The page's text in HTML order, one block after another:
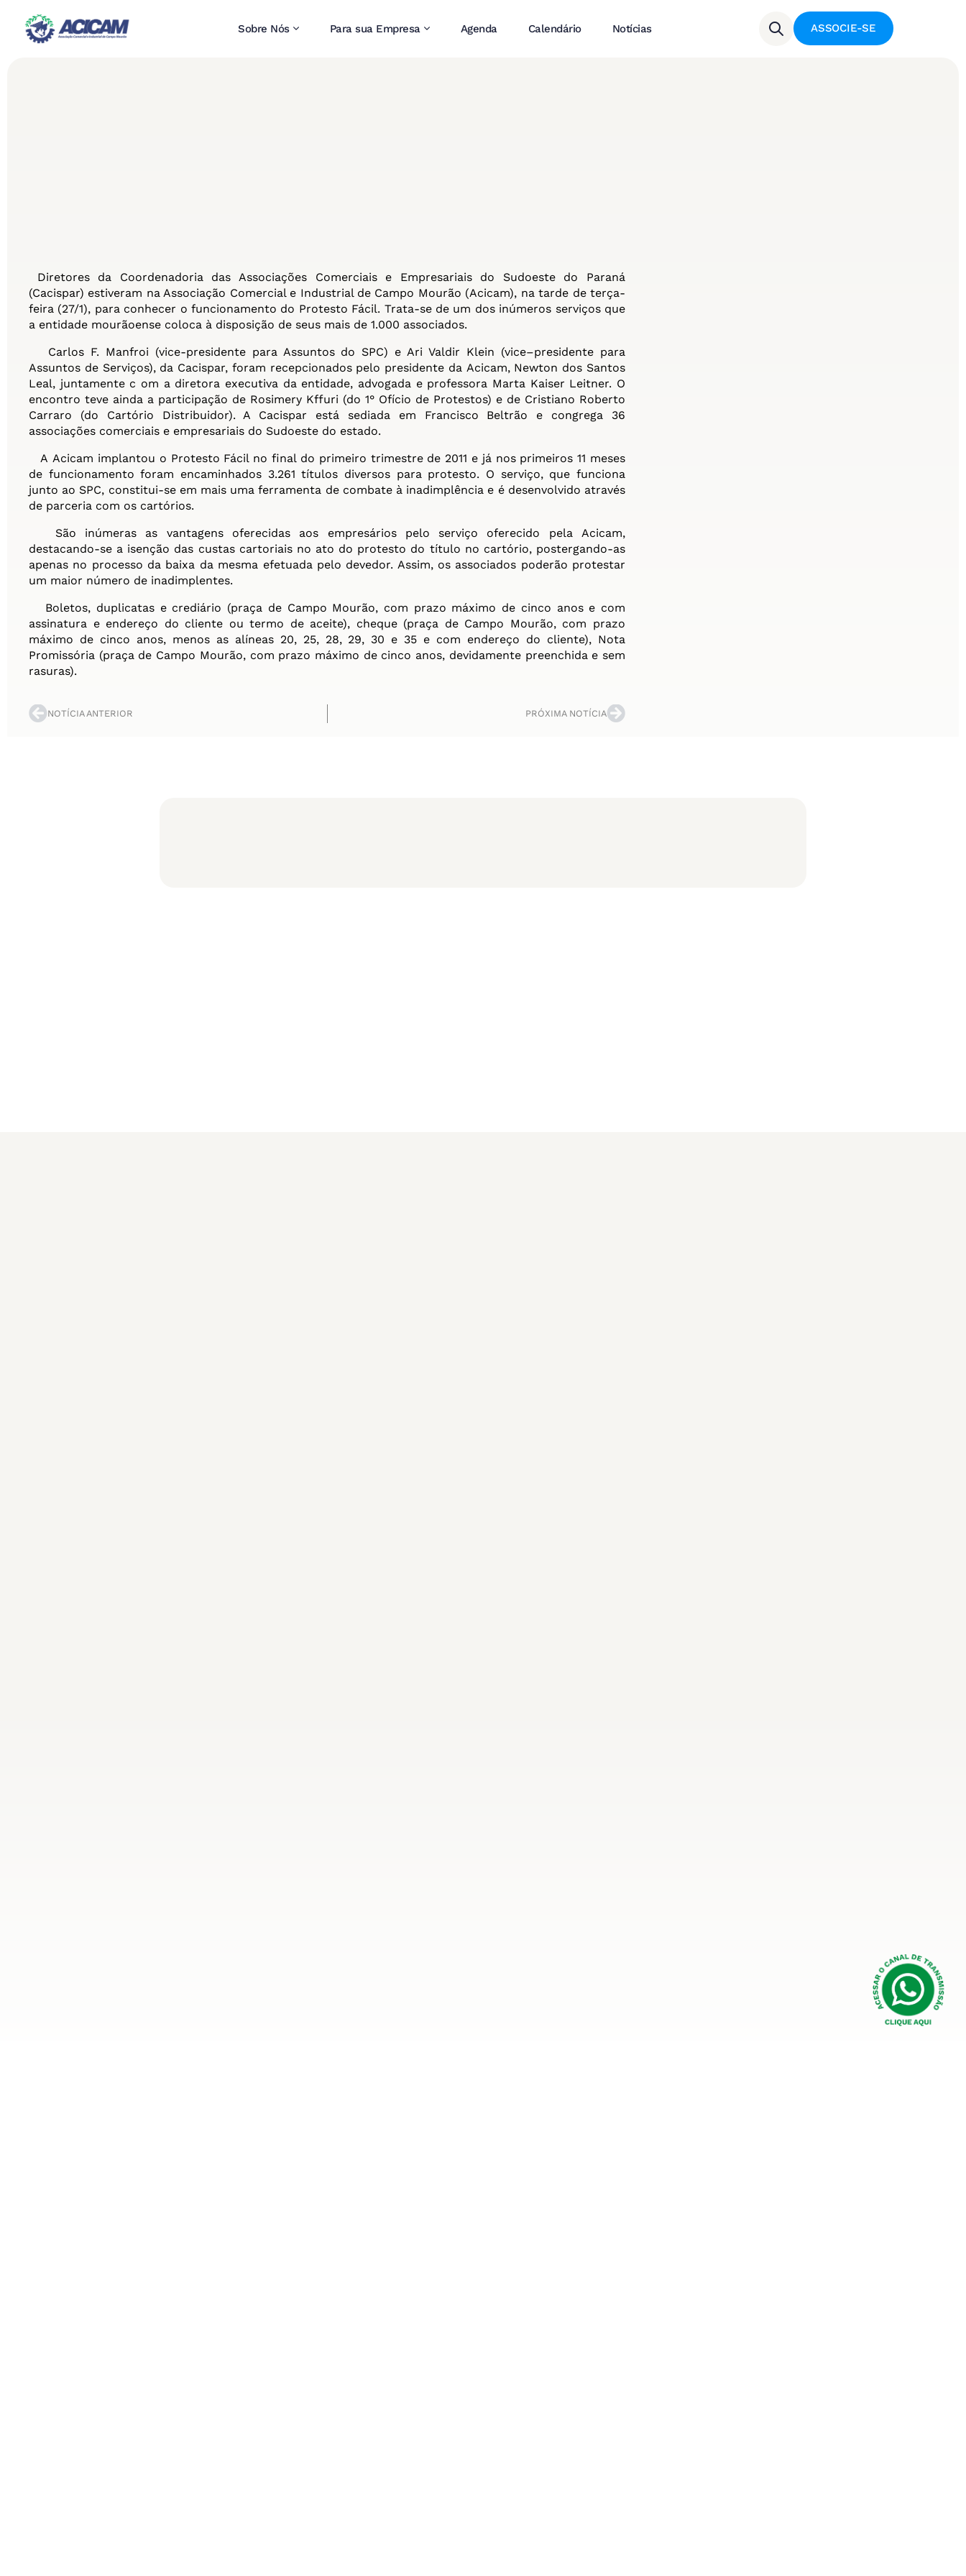
Sobre Nós Para sua Empresa Agenda Calendário Notícias ASSOCIE-SE
Diretores da Coordenadoria das Associações Comerciais e Empresariais do Sudoeste do Paraná
(Cacispar) estiveram na Associação Comercial e Industrial de Campo Mourão (Acicam), na tarde de terça-
feira (27/1), para conhecer o funcionamento do Protesto Fácil. Trata-se de um dos inúmeros serviços que
a entidade mourãoense coloca à disposição de seus mais de 1.000 associados.
Carlos F. Manfroi (vice-presidente para Assuntos do SPC) e Ari Valdir Klein (vice–presidente para
Assuntos de Serviços), da Cacispar, foram recepcionados pelo presidente da Acicam, Newton dos Santos
Leal, juntamente c om a diretora executiva da entidade, advogada e professora Marta Kaiser Leitner. O
encontro teve ainda a participação de Rosimery Kffuri (do 1° Ofício de Protestos) e de Cristiano Roberto
Carraro (do Cartório Distribuidor). A Cacispar está sediada em Francisco Beltrão e congrega 36
associações comerciais e empresariais do Sudoeste do estado.
A Acicam implantou o Protesto Fácil no final do primeiro trimestre de 2011 e já nos primeiros 11 meses
de funcionamento foram encaminhados 3.261 títulos diversos para protesto. O serviço, que funciona
junto ao SPC, constitui-se em mais uma ferramenta de combate à inadimplência e é desenvolvido através
de parceria com os cartórios.
São inúmeras as vantagens oferecidas aos empresários pelo serviço oferecido pela Acicam,
destacando-se a isenção das custas cartoriais no ato do protesto do título no cartório, postergando-as
apenas no processo da baixa da mesma efetuada pelo devedor. Assim, os associados poderão protestar
um maior número de inadimplentes.
Boletos, duplicatas e crediário (praça de Campo Mourão, com prazo máximo de cinco anos e com
assinatura e endereço do cliente ou termo de aceite), cheque (praça de Campo Mourão, com prazo
máximo de cinco anos, menos as alíneas 20, 25, 28, 29, 30 e 35 e com endereço do cliente), Nota
Promissória (praça de Campo Mourão, com prazo máximo de cinco anos, devidamente preenchida e sem
rasuras).
NOTÍCIA ANTERIOR PRÓXIMA NOTÍCIA